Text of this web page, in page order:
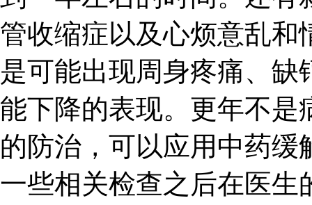
管收缩症以及心烦意乱和
是可能出现周身疼痛、
能下降的表现。更年不是
的防治，可以应用中药
一些相关检查之后在医生